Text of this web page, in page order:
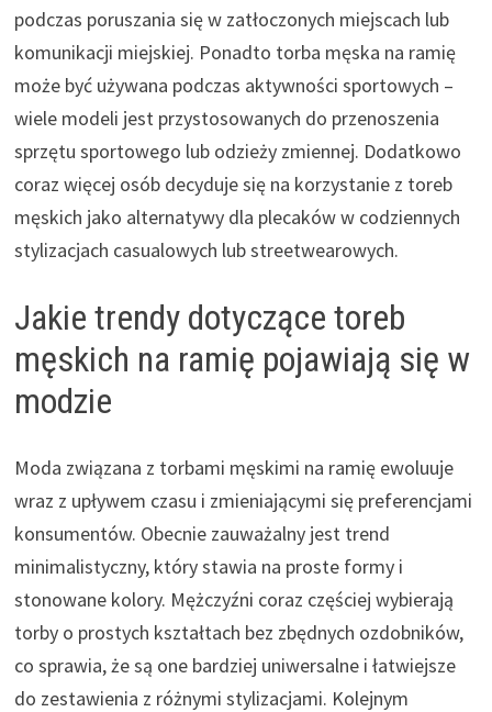
podczas poruszania się w zatłoczonych miejscach lub
komunikacji miejskiej. Ponadto torba męska na ramię
może być używana podczas aktywności sportowych –
wiele modeli jest przystosowanych do przenoszenia
sprzętu sportowego lub odzieży zmiennej. Dodatkowo
coraz więcej osób decyduje się na korzystanie z toreb
męskich jako alternatywy dla plecaków w codziennych
stylizacjach casualowych lub streetwearowych.
Jakie trendy dotyczące toreb
męskich na ramię pojawiają się w
modzie
Moda związana z torbami męskimi na ramię ewoluuje
wraz z upływem czasu i zmieniającymi się preferencjami
konsumentów. Obecnie zauważalny jest trend
minimalistyczny, który stawia na proste formy i
stonowane kolory. Mężczyźni coraz częściej wybierają
torby o prostych kształtach bez zbędnych ozdobników,
co sprawia, że są one bardziej uniwersalne i łatwiejsze
do zestawienia z różnymi stylizacjami. Kolejnym